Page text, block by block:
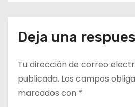
n
r
a
Deja una
Tu dirección de correo
publicada. Los campos
marcados con *